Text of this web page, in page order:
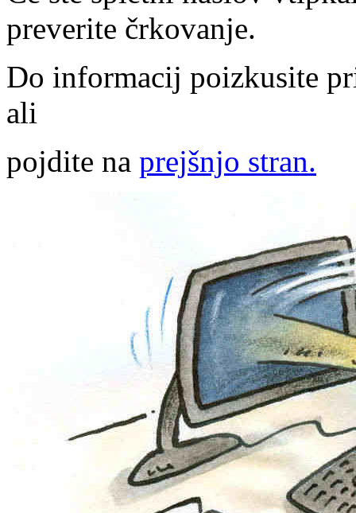
preverite črkovanje.
Do informacij poizkusite
ali
pojdite na prejšnjo stran.